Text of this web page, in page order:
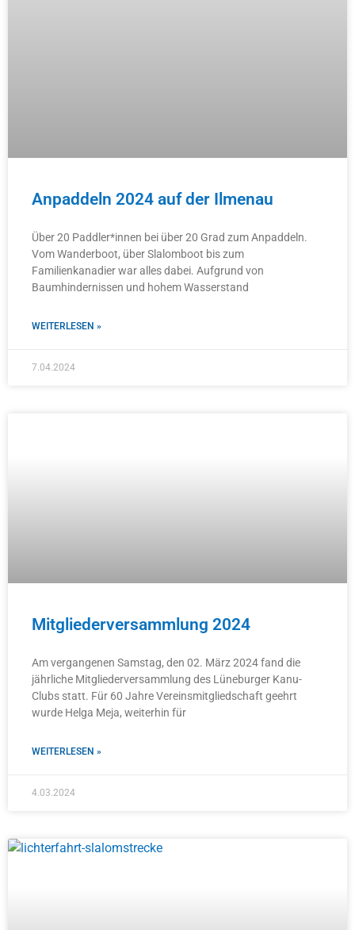
Anpaddeln 2024 auf der Ilmenau
Über 20 Paddler*innen bei über 20 Grad zum Anpaddeln.
Vom Wanderboot, über Slalomboot bis zum
Familienkanadier war alles dabei. Aufgrund von
Baumhindernissen und hohem Wasserstand
WEITERLESEN »
7.04.2024
Mitgliederversammlung 2024
Am vergangenen Samstag, den 02. März 2024 fand die
jährliche Mitgliederversammlung des Lüneburger Kanu-
Clubs statt. Für 60 Jahre Vereinsmitgliedschaft geehrt
wurde Helga Meja, weiterhin für
WEITERLESEN »
4.03.2024